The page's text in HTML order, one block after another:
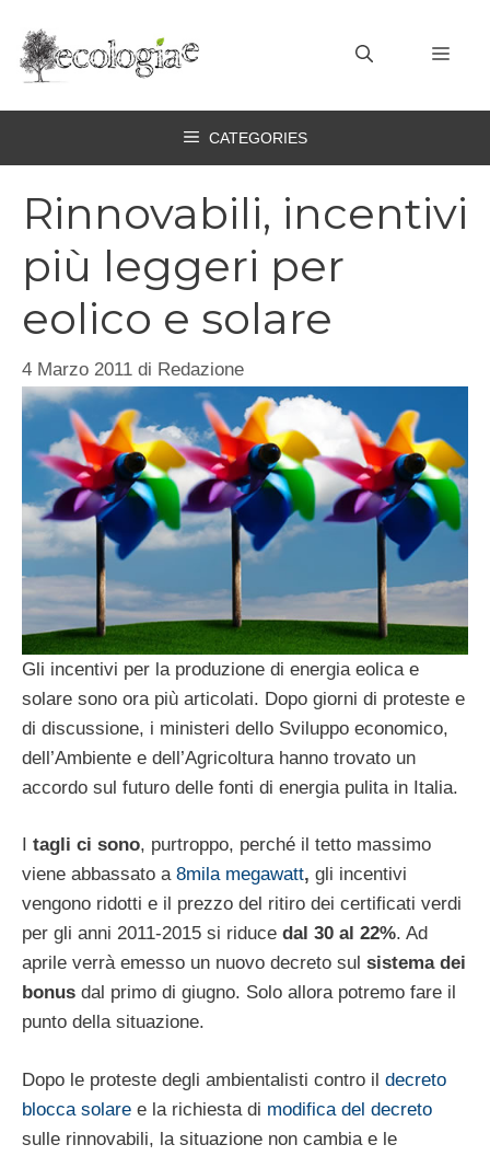
contenuto
CATEGORIES
Rinnovabili, incentivi
più leggeri per
eolico e solare
4 Marzo 2011 di Redazione
Gli incentivi per la produzione di energia eolica e
solare sono ora più articolati. Dopo giorni di proteste e
di discussione, i ministeri dello Sviluppo economico,
dell’Ambiente e dell’Agricoltura hanno trovato un
accordo sul futuro delle fonti di energia pulita in Italia.
tagli ci sono, purtroppo, perché il tetto massimo
viene abbassato a 8mila megawatt, gli incentivi
vengono ridotti e il prezzo del ritiro dei certificati verdi
per gli anni 2011-2015 si riduce dal 30 al 22%. Ad
aprile verrà emesso un nuovo decreto sul sistema dei
bonus dal primo di giugno. Solo allora potremo fare il
punto della situazione.
Dopo le proteste degli ambientalisti contro il decreto
blocca solare e la richiesta di modifica del decreto
sulle rinnovabili, la situazione non cambia e le